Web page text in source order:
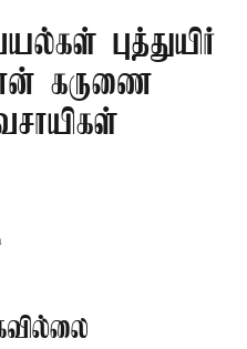
புத்துயிர்
கருணை